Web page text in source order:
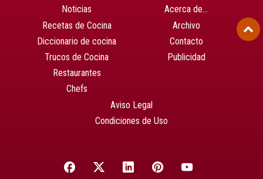
Noticias
Recetas de Cocina
Diccionario de cocina
Trucos de Cocina
Restaurantes
Chefs
Acerca de…
Archivo
Contacto
Publicidad
Aviso Legal
Condiciones de Uso